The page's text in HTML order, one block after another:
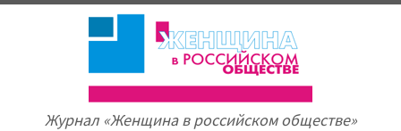
Журнал «Женщина в российском обществе»